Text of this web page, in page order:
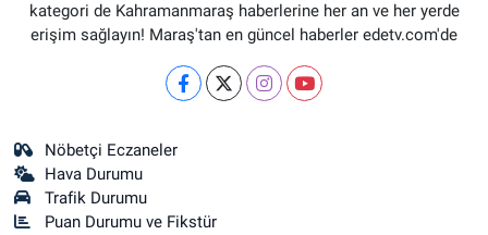
kategori de Kahramanmaraş haberlerine her an ve her yerde
erişim sağlayın! Maraş'tan en güncel haberler edetv.com'de
Nöbetçi Eczaneler
Hava Durumu
Trafik Durumu
Puan Durumu ve Fikstür